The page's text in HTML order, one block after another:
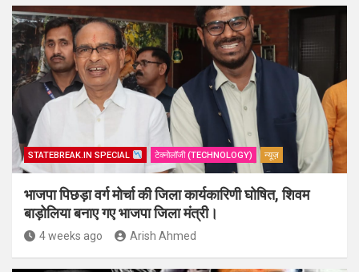
STATEBREAK.IN SPECIAL टेक्नोलॉजी (TECHNOLOGY) न्यूज़
भाजपा पिछड़ा वर्ग मोर्चा की जिला कार्यकारिणी घोषित, शिवम
बाड़ोलिया बनाए गए भाजपा जिला मंत्री।
4 weeks ago Arish Ahmed